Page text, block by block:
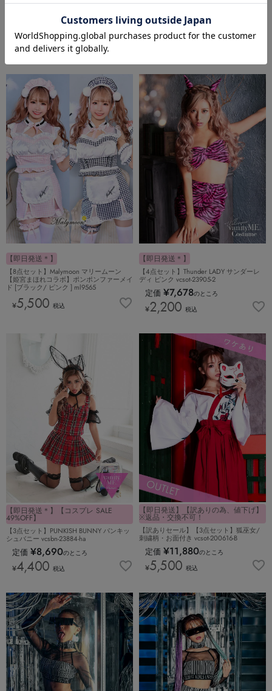
【12点セット】Malymoon マリームーン
送料無料
¥16,280 税込
【11点セット】Malymoon マリームーン エ
mlcs25143
送料無料
【即日発送＊】
【8点セット】Malymoon マリームーン
【姫宮まほれコラボ】ポンポンファーメイ
ド [ブラック/ ピンク ] ml9565
¥5,500 税込
【即日発送＊】
【4点セット】Thunder LADY サンダーレ
ディ ピンク vcsot-23905-2
定価 ¥7,678のところ
¥2,200 税込
【即日発送＊】【コスプレ SALE
49%OFF】
【3点セット】PUNKISH BUNNY パンキッ
シュバニー vcsbn-23884-ha
定価 ¥8,690のところ
¥4,400 税込
【即日発送】【訳ありの為、値下げ】
※返品・交換不可！
【訳ありセール】【3点セット】狐巫女/
刺繍柄・お面付き vcsot-200616-B
定価 ¥11,880のところ
¥5,500 税込